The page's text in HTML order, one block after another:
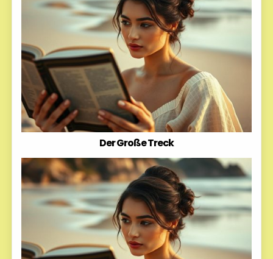
Der Große Treck